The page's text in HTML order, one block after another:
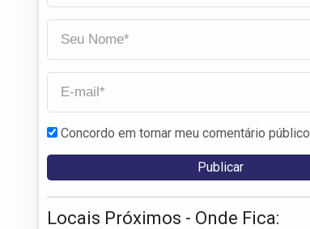
Concordo em tornar meu comentário público
Locais Próximos - Onde Fica: